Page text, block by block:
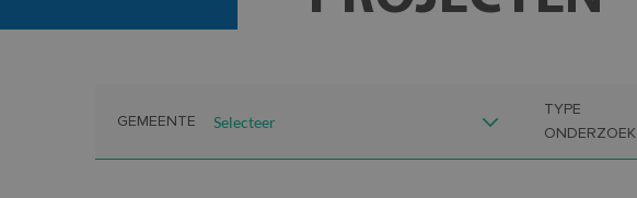
GEMEENTE
TYPE
ONDERZOEK